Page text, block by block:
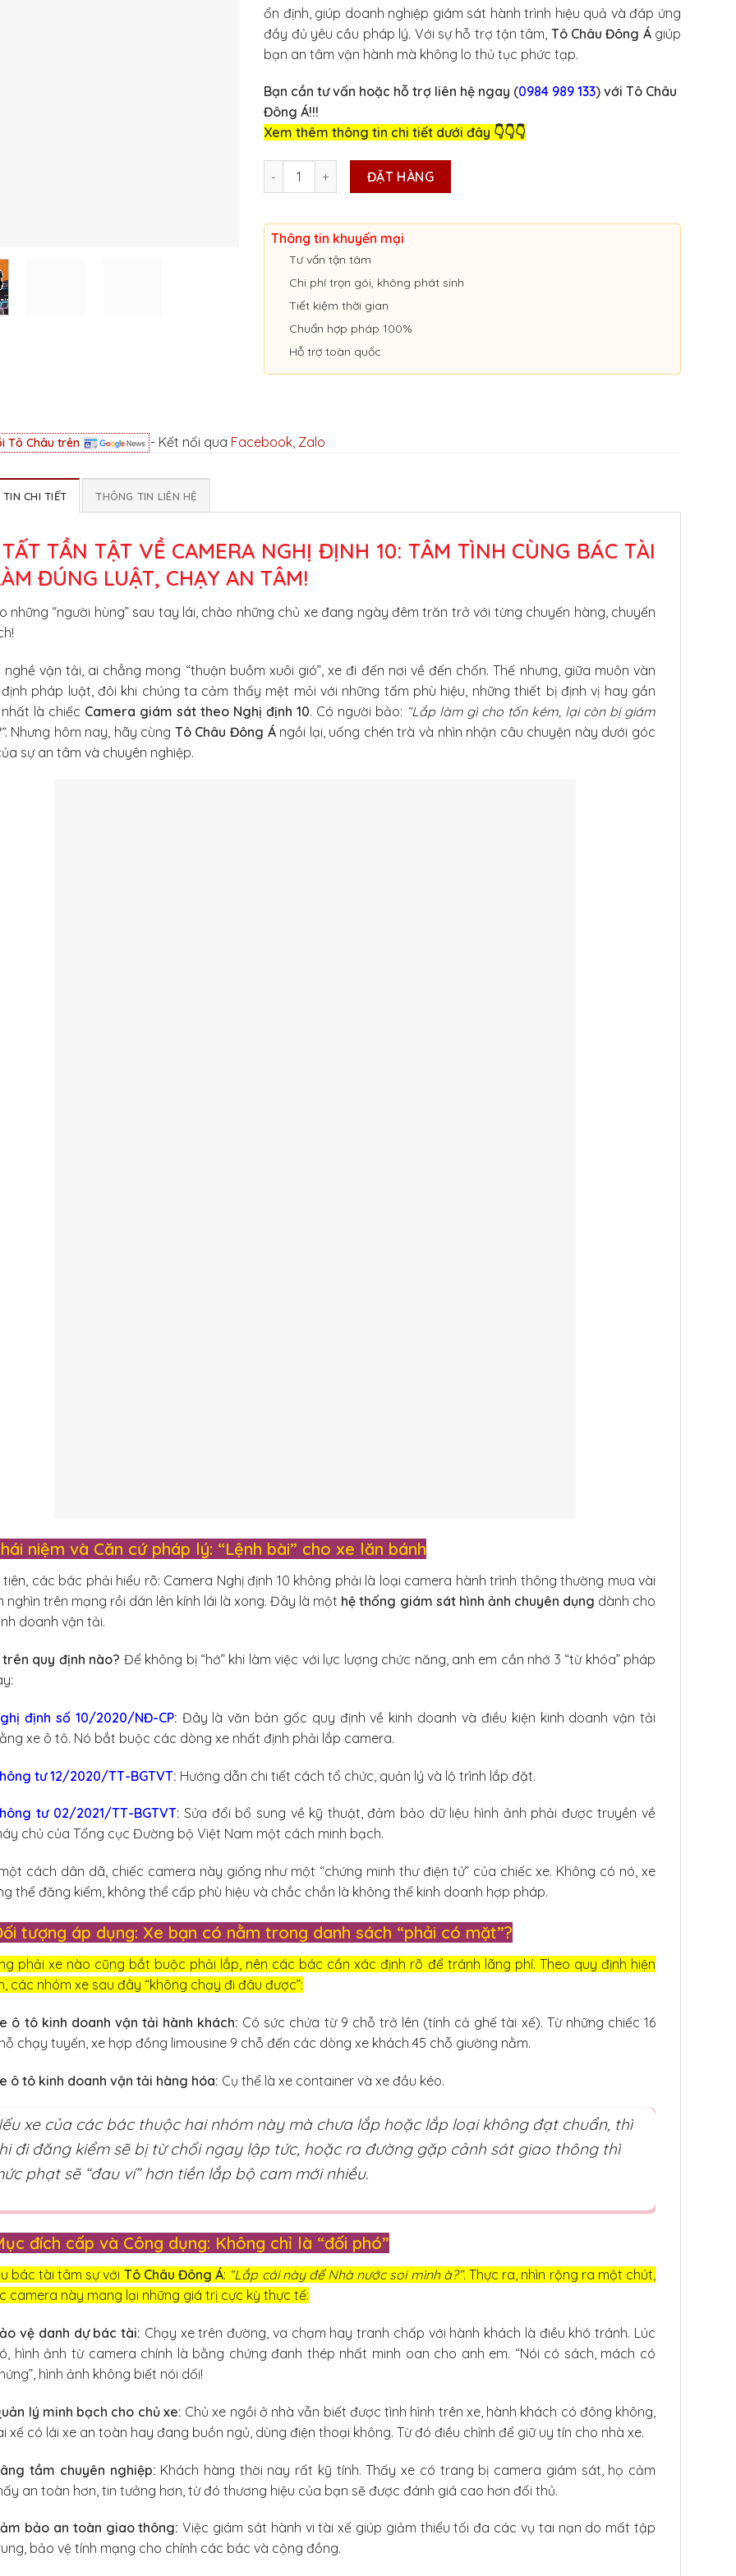
ổn định, giúp doanh nghiệp giám sát hành trình hiệu quả và đáp ứng
đầy đủ yêu cầu pháp lý. Với sự hỗ trợ tận tâm, Tô Châu Đông Ágiúp
bạn an tâm vận hành mà không lo thủ tục phức tạp.
Bạn cần tư vấn hoặc hỗ trợ liên hệ ngay (0984 989 133) với Tô Châu
Đông Á!!!
Xem thêm thông tin chi tiết dưới đây 👇👇👇
LẮP CAMERA HÀNH TRÌNH NGHỊ ĐỊNH 10 TẠI NGHỆ AN số lượng
ĐẶT HÀNG
Thông tin khuyến mại
Tư vấn tận tâm
Chi phí trọn gói, không phát sinh
Tiết kiệm thời gian
Chuẩn hợp pháp 100%
Hỗ trợ toàn quốc
Tô Châu trên - Kết nối qua Facebook, Zalo
CHI TIẾT THÔNG TIN LIÊN HỆ
TẦN TẬT VỀ CAMERA NGHỊ ĐỊNH 10: TÂM TÌNH CÙNG BÁC TÀI
ĐÚNG LUẬT, CHẠY AN TÂM!
những “người hùng” sau tay lái, chào những chủ xe đang ngày đêm trăn trở với từng chuyến hàng, chuyến
nghề vận tải, ai chẳng mong “thuận buồm xuôi gió”, xe đi đến nơi về đến chốn. Thế nhưng, giữa muôn vàn
pháp luật, đôi khi chúng ta cảm thấy mệt mỏi với những tấm phù hiệu, những thiết bị định vị hay gần
là chiếc Camera giám sát theo Nghị định 10. Có người bảo: “Lắp làm gì cho tốn kém, lại còn bị giám
. Nhưng hôm nay, hãy cùng Tô Châu Đông Ángồi lại, uống chén trà và nhìn nhận câu chuyện này dưới góc
sự an tâm và chuyên nghiệp.
niệm và Căn cứ pháp lý: “Lệnh bài” cho xe lăn bánh
các bác phải hiểu rõ: Camera Nghị định 10 không phải là loại camera hành trình thông thường mua vài
nghìn trên mạng rồi dán lên kính lái là xong. Đây là một hệ thống giám sát hình ảnh chuyên dụng dành cho
doanh vận tải.
trên quy định nào? Để không bị “hớ” khi làm việc với lực lượng chức năng, anh em cần nhớ 3 “từ khóa” pháp
định số 10/2020/NĐ-CP: Đây là văn bản gốc quy định về kinh doanh và điều kiện kinh doanh vận tải
xe ô tô. Nó bắt buộc các dòng xe nhất định phải lắp camera.
tư 12/2020/TT-BGTVT: Hướng dẫn chi tiết cách tổ chức, quản lý và lộ trình lắp đặt.
tư 02/2021/TT-BGTVT: Sửa đổi bổ sung về kỹ thuật, đảm bảo dữ liệu hình ảnh phải được truyền về
chủ của Tổng cục Đường bộ Việt Nam một cách minh bạch.
cách dân dã, chiếc camera này giống như một “chứng minh thư điện tử” của chiếc xe. Không có nó, xe
thể đăng kiểm, không thể cấp phù hiệu và chắc chắn là không thể kinh doanh hợp pháp.
tượng áp dụng: Xe bạn có nằm trong danh sách “phải có mặt”?
phải xe nào cũng bắt buộc phải lắp, nên các bác cần xác định rõ để tránh lãng phí. Theo quy định hiện
các nhóm xe sau đây “không chạy đi đâu được”:
ô tô kinh doanh vận tải hành khách: Có sức chứa từ 9 chỗ trở lên (tính cả ghế tài xế). Từ những chiếc 16
chạy tuyến, xe hợp đồng limousine 9 chỗ đến các dòng xe khách 45 chỗ giường nằm.
ô tô kinh doanh vận tải hàng hóa: Cụ thể là xe container và xe đầu kéo.
xe của các bác thuộc hai nhóm này mà chưa lắp hoặc lắp loại không đạt chuẩn, thì
đi đăng kiểm sẽ bị từ chối ngay lập tức, hoặc ra đường gặp cảnh sát giao thông thì
phạt sẽ “đau ví” hơn tiền lắp bộ cam mới nhiều.
đích cấp và Công dụng: Không chỉ là “đối phó”
bác tài tâm sự với Tô Châu Đông Á: “Lắp cái này để Nhà nước soi mình à?”. Thực ra, nhìn rộng ra một chút,
camera này mang lại những giá trị cực kỳ thực tế:
vệ danh dự bác tài: Chạy xe trên đường, va chạm hay tranh chấp với hành khách là điều khó tránh. Lúc
hình ảnh từ camera chính là bằng chứng đanh thép nhất minh oan cho anh em. “Nói có sách, mách có
hình ảnh không biết nói dối!
lý minh bạch cho chủ xe: Chủ xe ngồi ở nhà vẫn biết được tình hình trên xe, hành khách có đông không,
xế có lái xe an toàn hay đang buồn ngủ, dùng điện thoại không. Từ đó điều chỉnh để giữ uy tín cho nhà xe.
tầm chuyên nghiệp: Khách hàng thời nay rất kỹ tính. Thấy xe có trang bị camera giám sát, họ cảm
an toàn hơn, tin tưởng hơn, từ đó thương hiệu của bạn sẽ được đánh giá cao hơn đối thủ.
bảo an toàn giao thông: Việc giám sát hành vi tài xế giúp giảm thiểu tối đa các vụ tai nạn do mất tập
bảo vệ tính mạng cho chính các bác và cộng đồng.